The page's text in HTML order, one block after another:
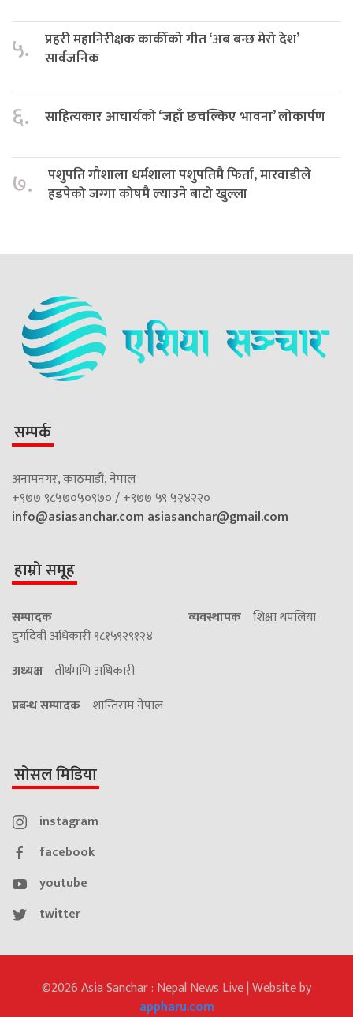
५.
प्रहरी महानिरीक्षक कार्कीको गीत ‘अब बन्छ मेरो देश’
सार्वजनिक
६. साहित्यकार आचार्यको ‘जहाँ छचल्किए भावना’ लोकार्पण
७.
पशुपति गौशाला धर्मशाला पशुपतिमै फिर्ता, मारवाडीले
हडपेको जग्गा कोषमै ल्याउने बाटो खुल्ला
सम्पर्क
अनामनगर, काठमाडौं, नेपाल
+९७७ ९८५७०५०९७० / +९७७ ५९ ५२४२२०
info@asiasanchar.com asiasanchar@gmail.com
हाम्रो समूह
सम्पादक
दुर्गादेवी अधिकारी ९८१५९२९१२४
व्यवस्थापक शिक्षा थपलिया
अध्यक्ष तीर्थमणि अधिकारी
प्रबन्ध सम्पादक शान्तिराम नेपाल
सोसल मिडिया
instagram
facebook
youtube
twitter
©2026 Asia Sanchar : Nepal News Live | Website by
appharu.com